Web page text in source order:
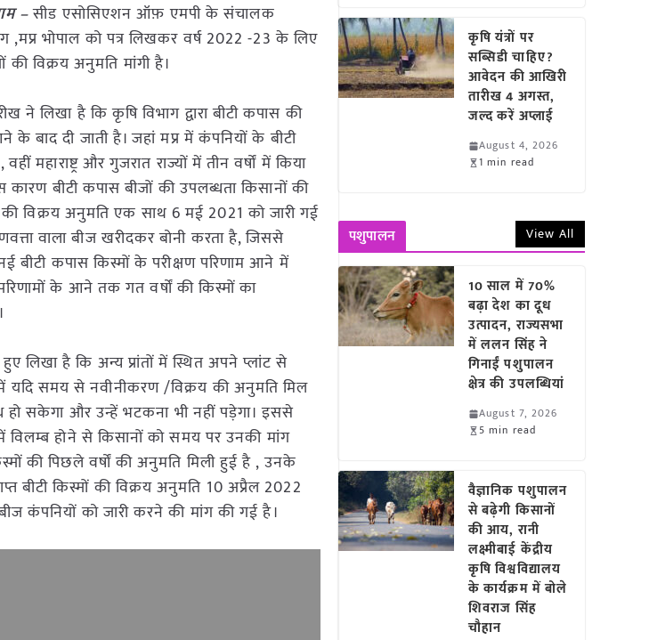
–सीड एसोसिएशन ऑफ़ एमपी के संचालक
भोपाल को पत्र लिखकर वर्ष 2022 -23 के लिए
विक्रय अनुमति मांगी है।
लिखा है कि कृषि विभाग द्वारा बीटी कपास की
बाद दी जाती है। जहां मप्र में कंपनियों के बीटी
महाराष्ट्र और गुजरात राज्यों में तीन वर्षों में किया
कारण बीटी कपास बीजों की उपलब्धता किसानों की
विक्रय अनुमति एक साथ 6 मई 2021 को जारी गई
वाला बीज खरीदकर बोनी करता है, जिससे
बीटी कपास किस्मों के परीक्षण परिणाम आने में
के आने तक गत वर्षों की किस्मों का
लिखा है कि अन्य प्रांतों में स्थित अपने प्लांट से
यदि समय से नवीनीकरण /विक्रय की अनुमति मिल
हो सकेगा और उन्हें भटकना भी नहीं पड़ेगा। इससे
होने से किसानों को समय पर उनकी मांग
की पिछले वर्षों की अनुमति मिली हुई है , उनके
बीटी किस्मों की विक्रय अनुमति 10 अप्रैल 2022
कंपनियों को जारी करने की मांग की गई है।
कृषि यंत्रों पर
सब्सिडी चाहिए?
आवेदन की आखिरी
तारीख 4 अगस्त,
जल्द करें अप्लाई
August 4, 2026
1 min read
पशुपालन View All
10 साल में 70%
बढ़ा देश का दूध
उत्पादन, राज्यसभा
में ललन सिंह ने
गिनाईं पशुपालन
क्षेत्र की उपलब्धियां
August 7, 2026
5 min read
वैज्ञानिक पशुपालन
से बढ़ेगी किसानों
की आय, रानी
लक्ष्मीबाई केंद्रीय
कृषि विश्वविद्यालय
के कार्यक्रम में बोले
शिवराज सिंह
चौहान